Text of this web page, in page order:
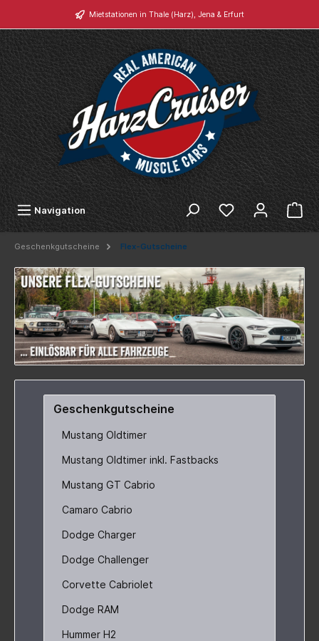
Mietstationen in Thale (Harz), Jena & Erfurt
Navigation
Geschenkgutscheine Flex-Gutscheine
Geschenkgutscheine
Mustang Oldtimer
Mustang Oldtimer inkl. Fastbacks
Mustang GT Cabrio
Camaro Cabrio
Dodge Charger
Dodge Challenger
Corvette Cabriolet
Dodge RAM
Hummer H2